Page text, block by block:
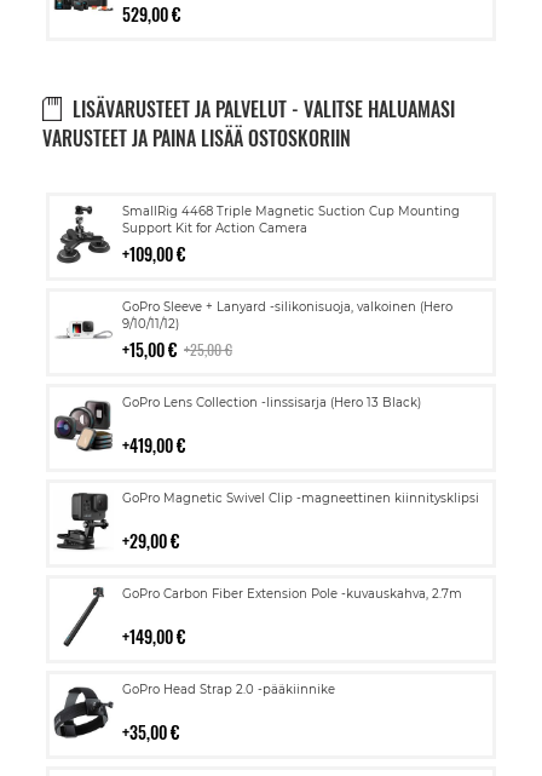
529,00 €
LISÄVARUSTEET JA PALVELUT - VALITSE HALUAMASI
VARUSTEET JA PAINA LISÄÄ OSTOSKORIIN
SmallRig 4468 Triple Magnetic Suction Cup Mounting
Support Kit for Action Camera
109,00 €
Lisää
ostoskoriin
GoPro Sleeve + Lanyard -silikonisuoja, valkoinen (Hero
9/10/11/12)
15,00 € 25,00 €
Lisää
ostoskoriin
GoPro Lens Collection -linssisarja (Hero 13 Black)
419,00 €
Lisää
GoPro Magnetic Swivel Clip -magneettinen kiinnitysklipsi
29,00 €
Lisää
GoPro Carbon Fiber Extension Pole -kuvauskahva, 2.7m
149,00 €
Lisää
GoPro Head Strap 2.0 -pääkiinnike
35,00 €
Lisää